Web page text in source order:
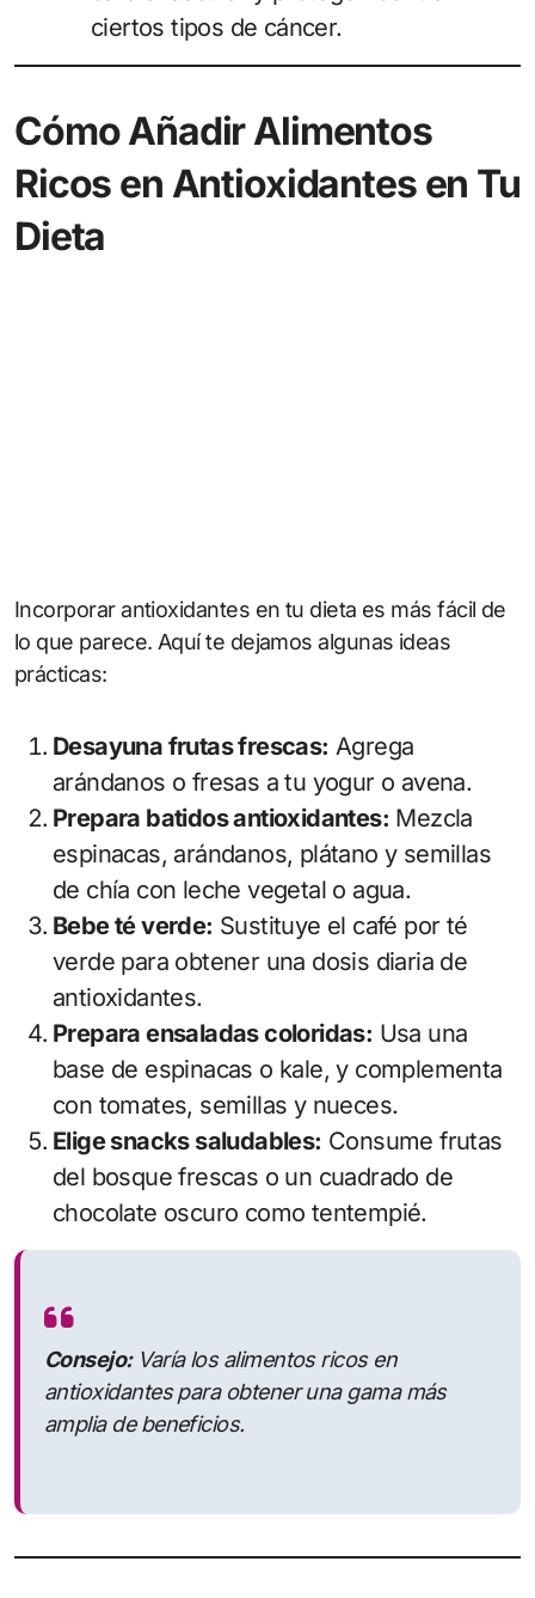
ciertos tipos de cáncer.
Cómo Añadir Alimentos
Ricos en Antioxidantes en Tu
Dieta
Incorporar antioxidantes en tu dieta es más fácil de
lo que parece. Aquí te dejamos algunas ideas
prácticas:
Desayuna frutas frescas: Agrega
arándanos o fresas a tu yogur o avena.
Prepara batidos antioxidantes: Mezcla
espinacas, arándanos, plátano y semillas
de chía con leche vegetal o agua.
Bebe té verde: Sustituye el café por té
verde para obtener una dosis diaria de
antioxidantes.
Prepara ensaladas coloridas: Usa una
base de espinacas o kale, y complementa
con tomates, semillas y nueces.
Elige snacks saludables: Consume frutas
del bosque frescas o un cuadrado de
chocolate oscuro como tentempié.
Consejo:Varía los alimentos ricos en
antioxidantes para obtener una gama más
amplia de beneficios.